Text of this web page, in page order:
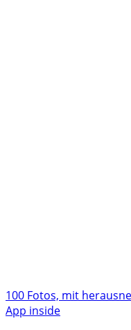
100 Fotos, mit
App inside